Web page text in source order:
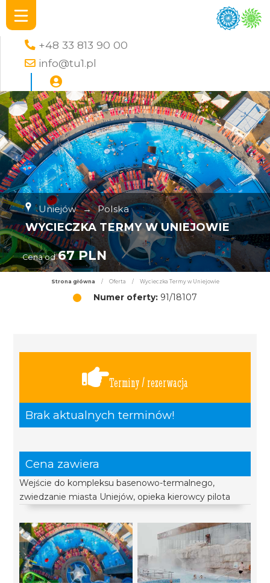
+48 33 813 90 00
info@tu1.pl
Uniejów → Polska
WYCIECZKA TERMY W UNIEJOWIE
Cena od 67 PLN
Strona główna / Oferta / Wycieczka Termy w Uniejowie
Numer oferty: 91/18107
Terminy / rezerwacja
Brak aktualnych terminów!
Cena zawiera
Wejście do kompleksu basenowo-termalnego,
zwiedzanie miasta Uniejów, opieka kierowcy pilota